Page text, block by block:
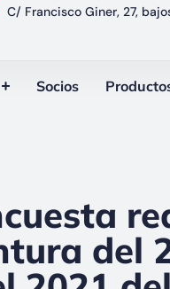
C/ Francisco Giner, 27,
Socios
del